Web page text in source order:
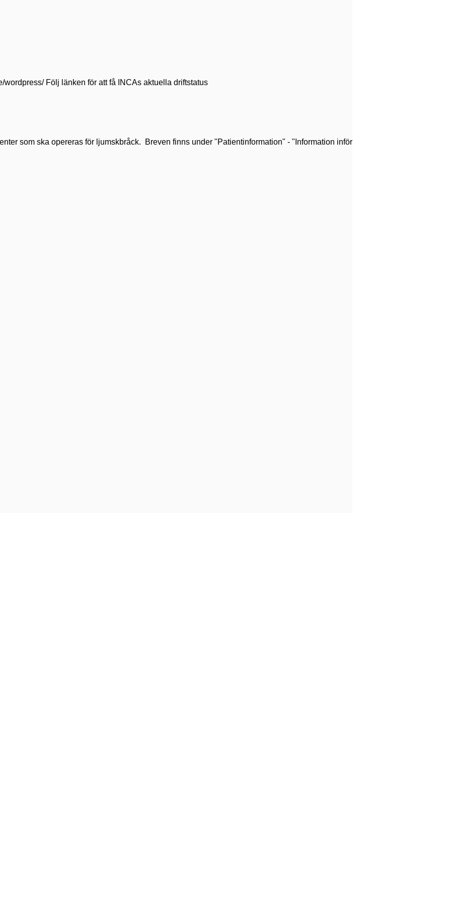
Följ länken för att få INCAs aktuella driftstatus
som ska opereras för ljumskbråck. Breven finns under "Patientinformation" - "Information inför